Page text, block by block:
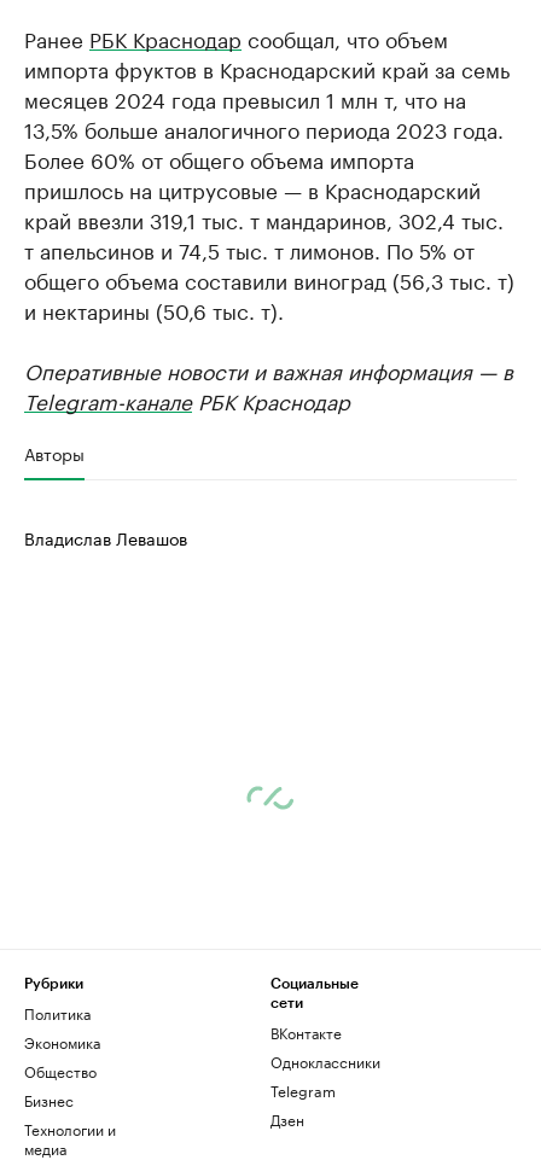
Ранее РБК Краснодар сообщал, что объем
импорта фруктов в Краснодарский край за семь
месяцев 2024 года превысил 1 млн т, что на
13,5% больше аналогичного периода 2023 года.
Более 60% от общего объема импорта
пришлось на цитрусовые — в Краснодарский
край ввезли 319,1 тыс. т мандаринов, 302,4 тыс.
т апельсинов и 74,5 тыс. т лимонов. По 5% от
общего объема составили виноград (56,3 тыс. т)
и нектарины (50,6 тыс. т).
Оперативные новости и важная информация — в
Telegram-каналеРБК Краснодар
Авторы
Владислав Левашов
Рубрики
Политика
Экономика
Общество
Бизнес
Технологии и
медиа
Социальные
сети
ВКонтакте
Одноклассники
Telegram
Дзен